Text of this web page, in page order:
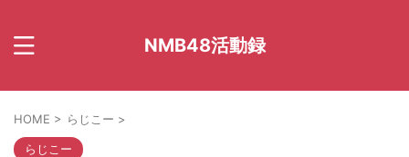
NMB48活動録
HOME > らじこー >
らじこー